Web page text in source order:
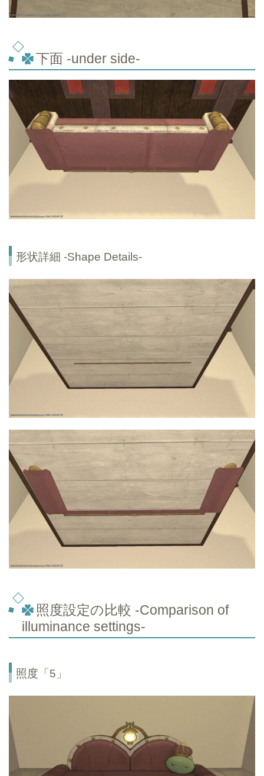
下面 -under side-
形状詳細 -Shape Details-
照度設定の比較 -Comparison of
illuminance settings-
照度「5」